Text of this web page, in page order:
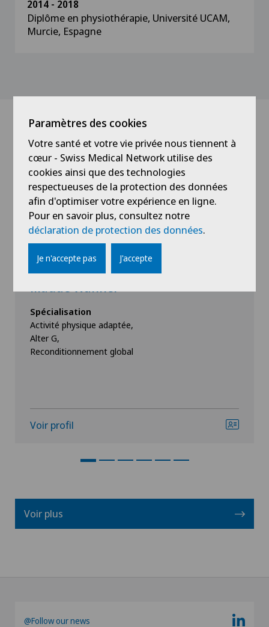
2014 - 2018
Diplôme en physiothérapie, Université UCAM,
Murcie, Espagne
Médecins avec cette
spécialisation
Clinique Valmont
Maude Wanner
Spécialisation
Activité physique adaptée,
Alter G,
Reconditionnement global
Voir profil
Voir plus
@Follow our news
Paramètres des cookies
Votre santé et votre vie privée nous tiennent à
cœur - Swiss Medical Network utilise des
cookies ainsi que des technologies
respectueuses de la protection des données
afin d'optimiser votre expérience en ligne.
Pour en savoir plus, consultez notre
déclaration de protection des données.
Je n'accepte pas J'accepte